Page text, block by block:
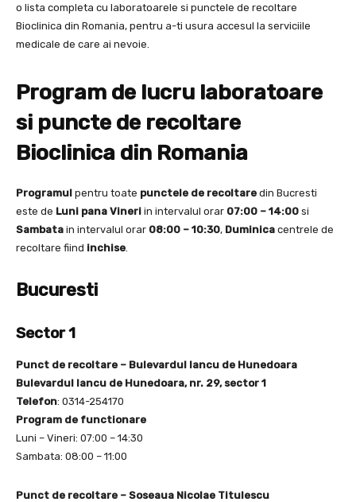
o lista completa cu laboratoarele si punctele de recoltare
Bioclinica din Romania, pentru a-ti usura accesul la serviciile
medicale de care ai nevoie.
Program de lucru laboratoare
si puncte de recoltare
Bioclinica din Romania
Programul pentru toate punctele de recoltare din Bucresti
este de Luni pana Vineri in intervalul orar 07:00 – 14:00 si
Sambata in intervalul orar 08:00 – 10:30, Duminica centrele de
recoltare fiind inchise
Bucuresti
Sector 1
Punct de recoltare – Bulevardul Iancu de Hunedoara
Bulevardul Iancu de Hunedoara, nr. 29, sector 1
Telefon: 0314-254170
Program de functionare
Luni – Vineri: 07:00 – 14:30
Sambata: 08:00 – 11:00
Punct de recoltare – Soseaua Nicolae Titulescu